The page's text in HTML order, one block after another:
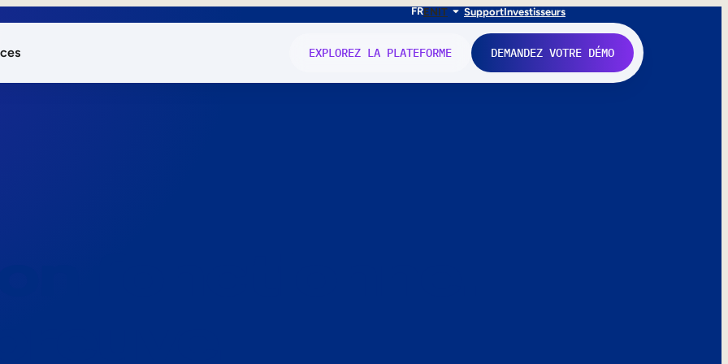
FRENIT SupportInvestisseurs
EXPLOREZ LA PLATEFORME DEMANDEZ VOTRE DÉMO